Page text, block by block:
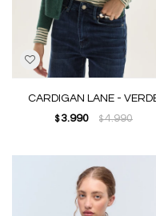
CARDIGAN LANE -
$ 3.990 $4.990